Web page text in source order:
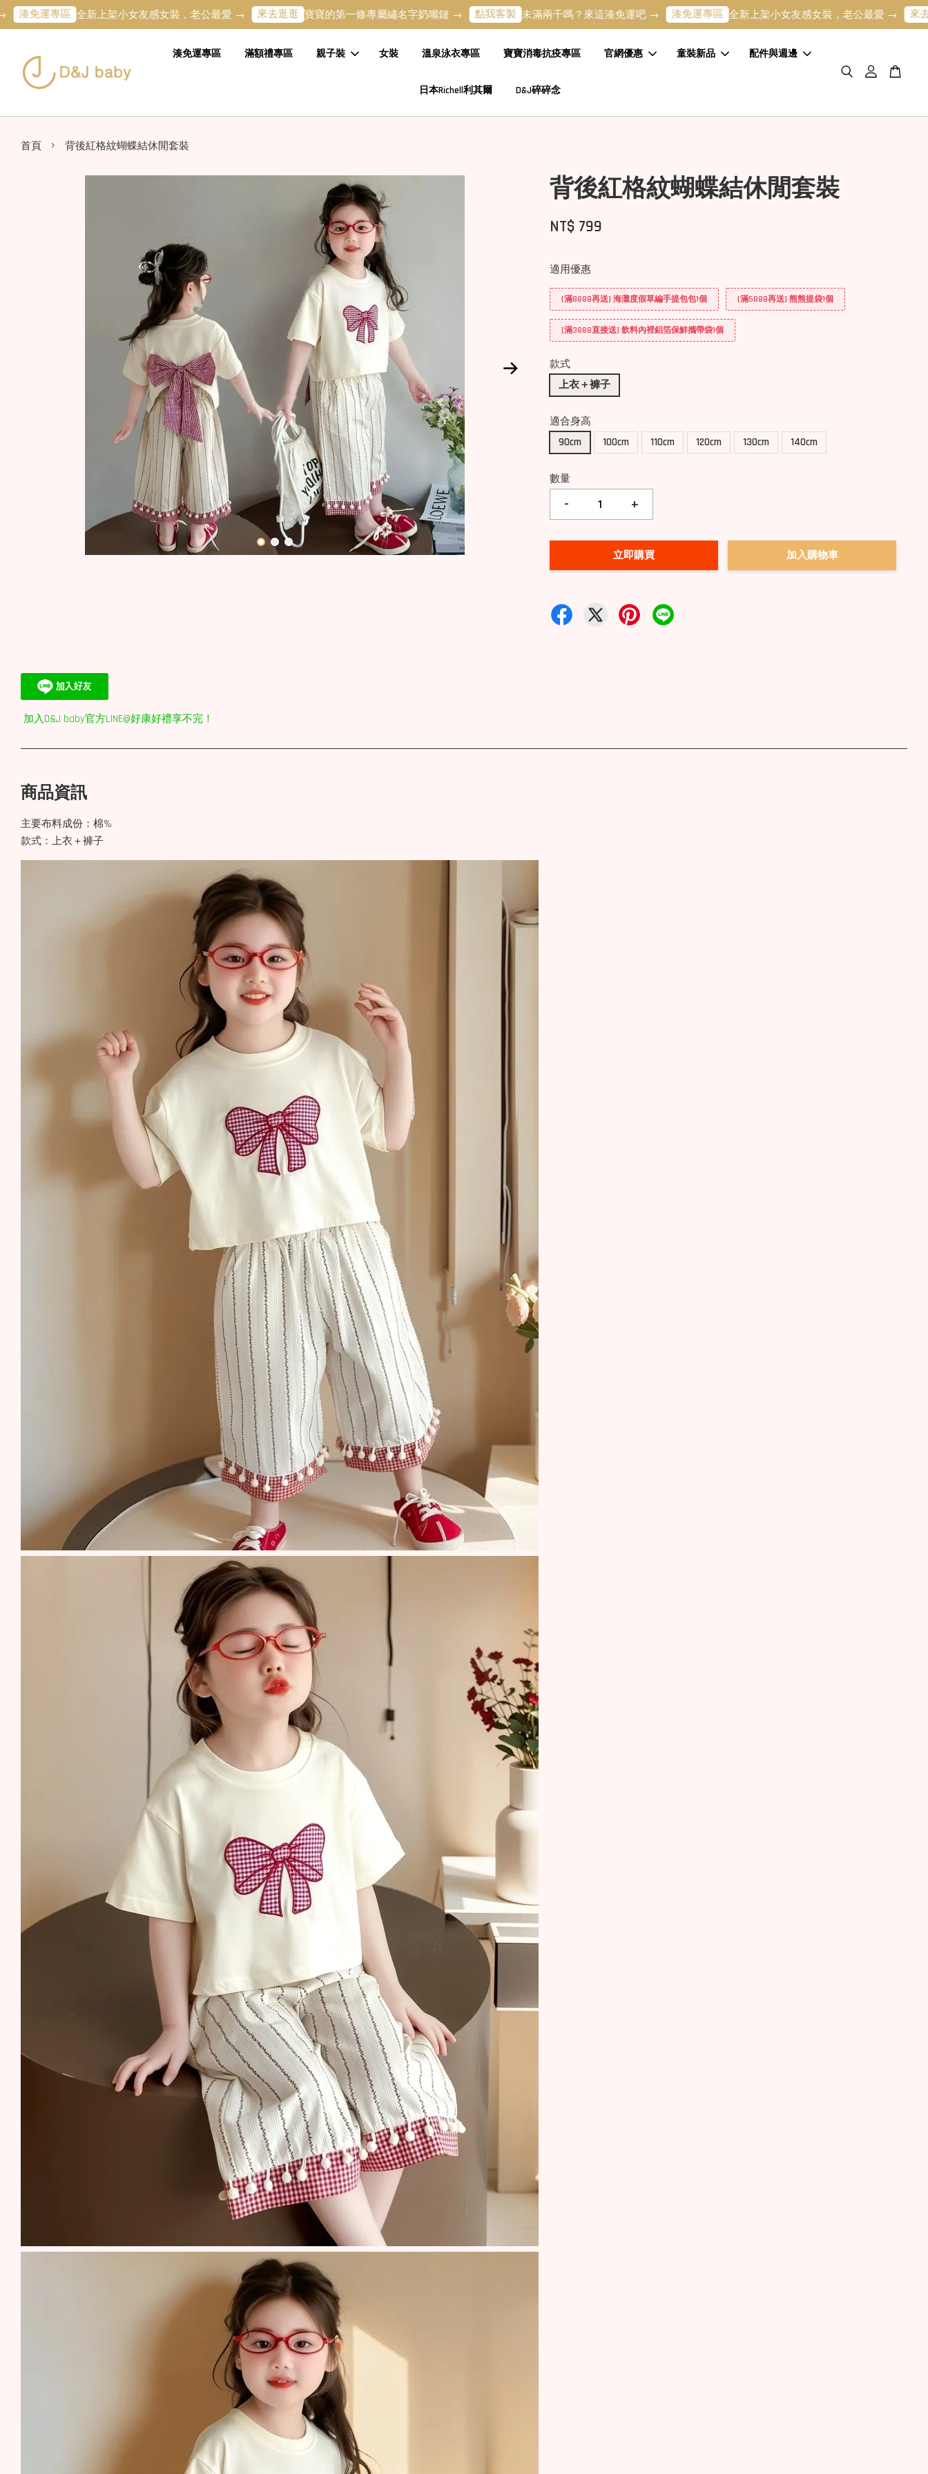
運專區 全新上架小女友感女裝，老公最愛 → 來去逛逛 寶寶的第一條專屬繡名字奶嘴鏈 → 點我客製 未滿兩千嗎？來這湊免運吧 → 湊免運專區 全新上架小女友感女裝，老公最愛 → 來去逛逛
湊免運專區 滿額禮專區 親子裝 女裝 溫泉泳衣專區 寶寶消毒抗疫專區 官網優惠 童裝新品 配件與週邊
日本Richell利其爾 D&J碎碎念
首頁 › 背後紅格紋蝴蝶結休閒套裝
背後紅格紋蝴蝶結休閒套裝
NT$ 799
適用優惠
[滿8888再送] 海灘度假草編手提包包1個 [滿5888再送] 熊熊提袋1個
[滿3888直接送] 飲料內裡鋁箔保鮮攜帶袋1個
款式
上衣＋褲子
適合身高
90cm
100cm 110cm 120cm 130cm 140cm
數量
- +
立即購買 加入購物車
加入D&J baby官方LINE@好康好禮享不完！
商品資訊
主要布料成份：棉%
款式：上衣＋褲子